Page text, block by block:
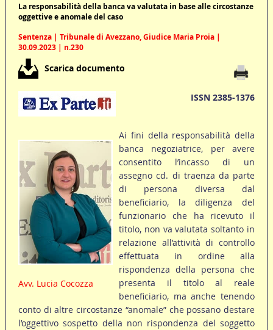
La responsabilità della banca va valutata in base alle circostanze
oggettive e anomale del caso
Sentenza | Tribunale di Avezzano, Giudice Maria Proia |
30.09.2023 | n.230
Scarica documento
ISSN 2385-1376
Avv. Lucia Cocozza
Ai fini della responsabilità della
banca negoziatrice, per avere
consentito l’incasso di un
assegno cd. di traenza da parte
di persona diversa dal
beneficiario, la diligenza del
funzionario che ha ricevuto il
titolo, non va valutata soltanto in
relazione all’attività di controllo
effettuata in ordine alla
rispondenza della persona che
presenta il titolo al reale
beneficiario, ma anche tenendo
conto di altre circostanze “anomale” che possano destare
l’oggettivo sospetto della non rispondenza del soggetto